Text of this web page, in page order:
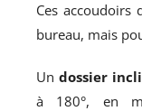
Ces accoudoirs
bureau, mais
Undossier
à 180°, en